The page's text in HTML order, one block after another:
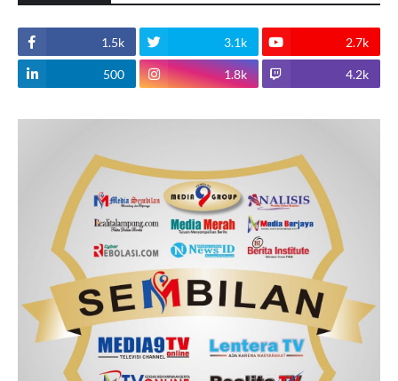
1.5k 3.1k 2.7k
500 1.8k 4.2k